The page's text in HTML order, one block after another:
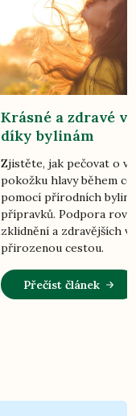
Krásné a zdravé
díky bylinám
Zjistěte, jak pečovat o
pokožku hlavy během
pomocí přírodních
přípravků. Podpora
zklidnění a zdravějších
přirozenou cestou.
Přečíst článek